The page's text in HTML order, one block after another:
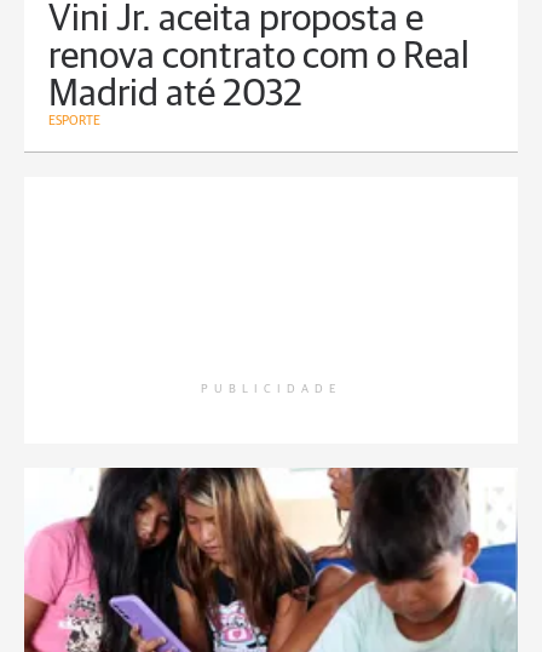
Vini Jr. aceita proposta e
renova contrato com o Real
Madrid até 2032
ESPORTE
PUBLICIDADE